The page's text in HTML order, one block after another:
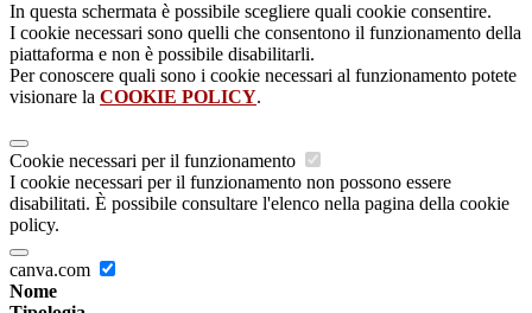
In questa schermata è possibile scegliere quali cookie consentire.
I cookie necessari sono quelli che consentono il funzionamento della
piattaforma e non è possibile disabilitarli.
Per conoscere quali sono i cookie necessari al funzionamento potete
visionare la COOKIE POLICY.
Cookie necessari per il funzionamento
I cookie necessari per il funzionamento non possono essere
disabilitati. È possibile consultare l'elenco nella pagina della cookie
policy.
canva.com
Nome